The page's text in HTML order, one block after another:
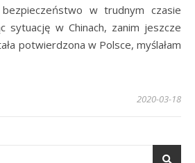
w trudnym czasie
sytuację w Chinach, zanim jeszcze
potwierdzona w Polsce, myślałam
2020-03-18